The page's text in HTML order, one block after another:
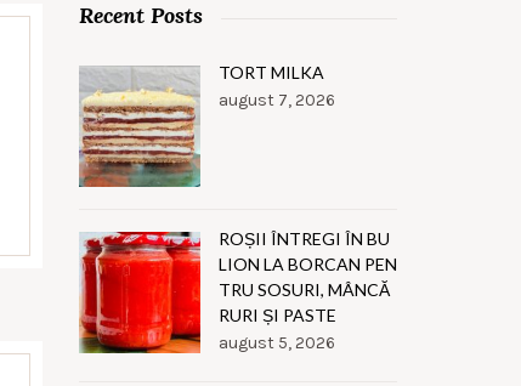
Recent Posts
TORT MILKA
august 7, 2026
ROȘII ÎNTREGI ÎN BU
LION LA BORCAN PEN
TRU SOSURI, MÂNCĂ
RURI ȘI PASTE
august 5, 2026